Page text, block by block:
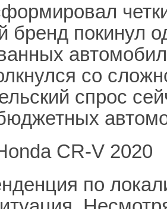
бренд покинул
со
спрос
по